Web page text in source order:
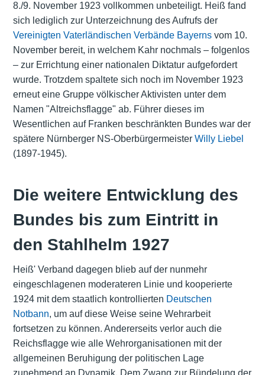
8./9. November 1923 vollkommen unbeteiligt. Heiß fand
sich lediglich zur Unterzeichnung des Aufrufs der
Vereinigten Vaterländischen Verbände Bayernsvom 10.
November bereit, in welchem Kahr nochmals – folgenlos
– zur Errichtung einer nationalen Diktatur aufgefordert
wurde. Trotzdem spaltete sich noch im November 1923
erneut eine Gruppe völkischer Aktivisten unter dem
Namen "Altreichsflagge" ab. Führer dieses im
Wesentlichen auf Franken beschränkten Bundes war der
spätere Nürnberger NS-Oberbürgermeister Willy Liebel
(1897-1945).
Die weitere Entwicklung des
Bundes bis zum Eintritt in
den Stahlhelm 1927
Heiß' Verband dagegen blieb auf der nunmehr
eingeschlagenen moderateren Linie und kooperierte
1924 mit dem staatlich kontrollierten Deutschen
Notbann, um auf diese Weise seine Wehrarbeit
fortsetzen zu können. Andererseits verlor auch die
Reichsflagge wie alle Wehrorganisationen mit der
allgemeinen Beruhigung der politischen Lage
zunehmend an Dynamik. Dem Zwang zur Bündelung der